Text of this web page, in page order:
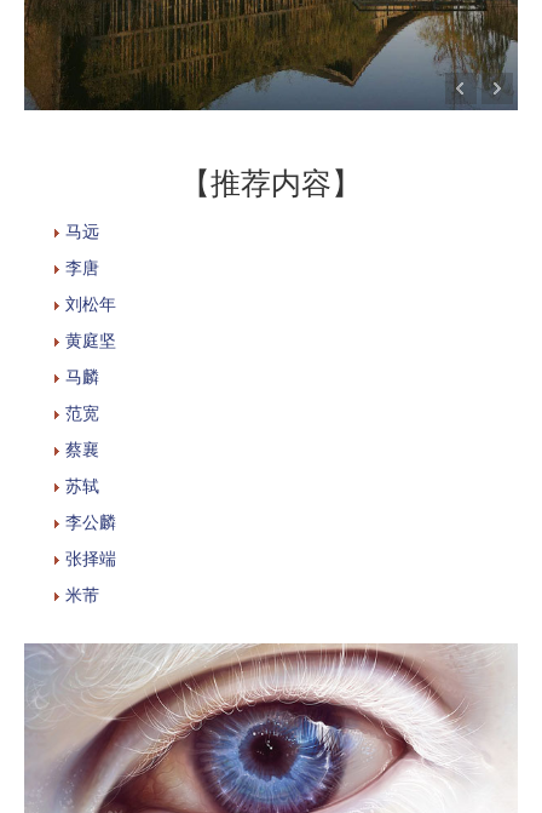
【推荐内容】
马远
李唐
刘松年
黄庭坚
马麟
范宽
蔡襄
苏轼
李公麟
张择端
米芾